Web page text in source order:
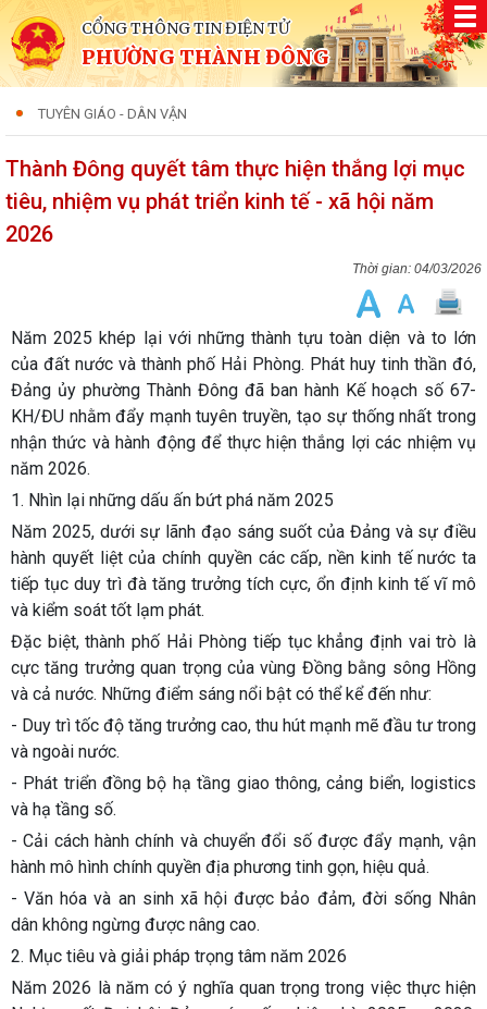
CỔNG THÔNG TIN ĐIỆN TỬ
PHƯỜNG THÀNH ĐÔNG
TUYÊN GIÁO - DÂN VẬN
Thành Đông quyết tâm thực hiện thắng lợi mục
tiêu, nhiệm vụ phát triển kinh tế - xã hội năm
2026
04/03/2026
Năm 2025 khép lại với những thành tựu toàn diện và to lớn
của đất nước và thành phố Hải Phòng. Phát huy tinh thần đó,
Đảng ủy phường Thành Đông đã ban hành Kế hoạch số 67-
KH/ĐU nhằm đẩy mạnh tuyên truyền, tạo sự thống nhất trong
nhận thức và hành động để thực hiện thắng lợi các nhiệm vụ
năm 2026.
1. Nhìn lại những dấu ấn bứt phá năm 2025
Năm 2025, dưới sự lãnh đạo sáng suốt của Đảng và sự điều
hành quyết liệt của chính quyền các cấp, nền kinh tế nước ta
tiếp tục duy trì đà tăng trưởng tích cực, ổn định kinh tế vĩ mô
và kiểm soát tốt lạm phát.
Đặc biệt, thành phố Hải Phòng tiếp tục khẳng định vai trò là
cực tăng trưởng quan trọng của vùng Đồng bằng sông Hồng
và cả nước. Những điểm sáng nổi bật có thể kể đến như:
- Duy trì tốc độ tăng trưởng cao, thu hút mạnh mẽ đầu tư trong
và ngoài nước.
- Phát triển đồng bộ hạ tầng giao thông, cảng biển, logistics
và hạ tầng số.
- Cải cách hành chính và chuyển đổi số được đẩy mạnh, vận
hành mô hình chính quyền địa phương tinh gọn, hiệu quả.
- Văn hóa và an sinh xã hội được bảo đảm, đời sống Nhân
dân không ngừng được nâng cao.
2. Mục tiêu và giải pháp trọng tâm năm 2026
Năm 2026 là năm có ý nghĩa quan trọng trong việc thực hiện